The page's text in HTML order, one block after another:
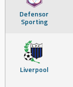
Defensor
Sporting
Liverpool